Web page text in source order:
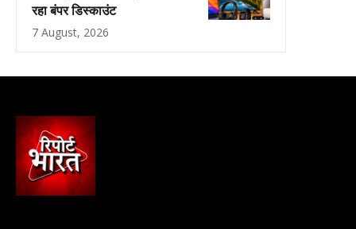
रहा बंपर डिस्काउंट
7 August, 2026